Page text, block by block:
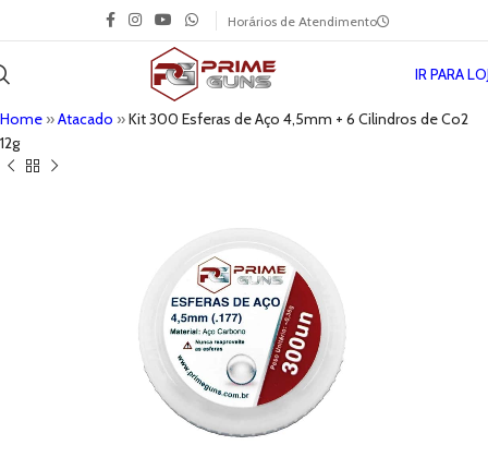
Horários de Atendimento
IR PARA
Home »Atacado »Kit 300 Esferas de Aço 4,5mm + 6 Cilindros de Co2
12g